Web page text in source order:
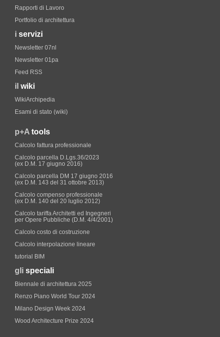
Rapporti di Lavoro
Portfolio di architettura
i servizi
Newsletter 07nl
Newsletter 01pa
Feed RSS
il wiki
WikiArchipedia
Esami di stato (wiki)
p+A tools
Calcolo fattura professionale
Calcolo parcella D.Lgs.36/2023
(ex D.M. 17 giugno 2016)
Calcolo parcella DM 17 giugno 2016
(ex D.M. 143 del 31 ottobre 2013)
Calcolo compenso professionale
(ex D.M. 140 del 20 luglio 2012)
Calcolo tariffa Architetti ed Ingegneri
per Opere Pubbliche (D.M. 4/4/2001)
Calcolo costo di costruzione
Calcolo interpolazione lineare
tutorial BIM
gli speciali
Biennale di architettura 2025
Renzo Piano World Tour 2024
Milano Design Week 2024
Wood Architecture Prize 2024